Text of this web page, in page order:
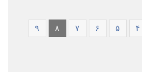
۴ ۵ ۶ ۷ ۸ ۹